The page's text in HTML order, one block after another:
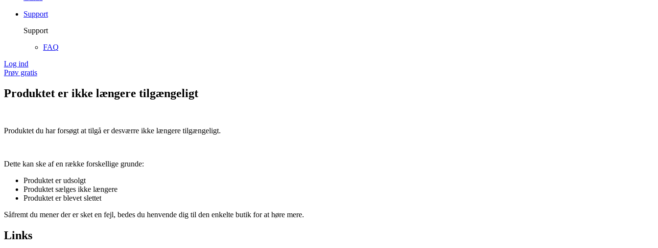
Support
Support
FAQ
Log ind
Prøv gratis
Produktet er ikke længere tilgængeligt
Produktet du har forsøgt at tilgå er desværre ikke længere tilgængeligt.
Dette kan ske af en række forskellige grunde:
Produktet er udsolgt
Produktet sælges ikke længere
Produktet er blevet slettet
Såfremt du mener der er sket en fejl, bedes du henvende dig til den enkelte butik for at høre mere.
Links